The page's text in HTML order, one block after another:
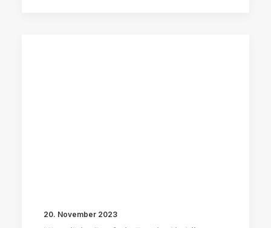
20. November 2023